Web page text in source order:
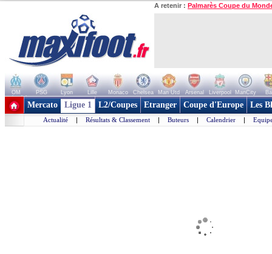
A retenir : Palmarès Coupe du
OM PSG Lyon Lille Monaco Chelsea Man Utd Arsenal Liverpool ManCity
+ de clubs
Mercato Ligue 1 L2/Coupes Etranger Coupe d'Europe Les
Actualité | Résultats & Classement | Buteurs | Calendrier |